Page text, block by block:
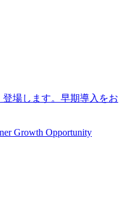
登場します。早期導入をお